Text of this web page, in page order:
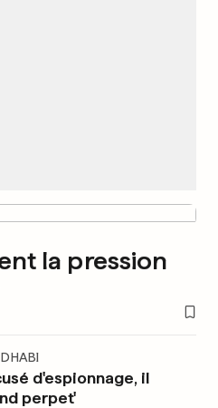
la pression
d'espionnage, il
perpet'